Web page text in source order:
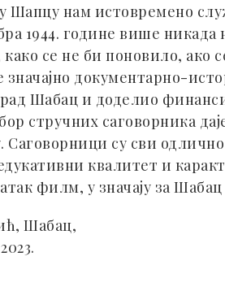
Шапцу нам истовремено
1944. године више
како се не би поновило, ако
значајно документарно-
Шабац и доделио
стручних саговорника
су сви
квалитет и
филм, у значају за
Шабац,